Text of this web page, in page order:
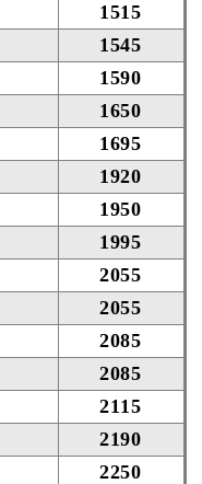
1515
1545
1590
1650
1695
1920
1950
1995
2055
2055
2085
2085
2115
2190
2250